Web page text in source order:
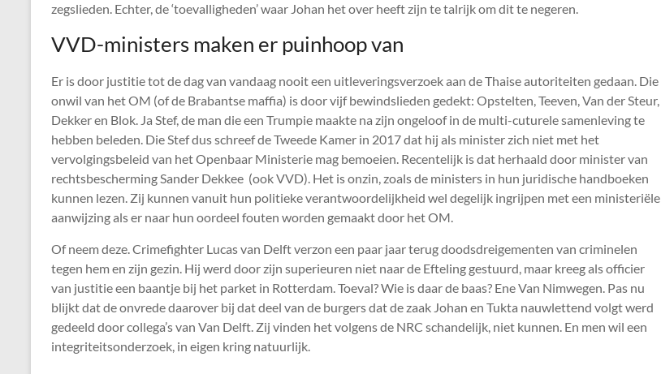
zegslieden. Echter, de ‘toevalligheden’ waar Johan het over heeft zijn te talrijk om dit te negeren.
VVD-ministers maken er puinhoop van
Er is door justitie tot de dag van vandaag nooit een uitleveringsverzoek aan de Thaise autoriteiten gedaan. Die
onwil van het OM (of de Brabantse maffia) is door vijf bewindslieden gedekt: Opstelten, Teeven, Van der Steur,
Dekker en Blok. Ja Stef, de man die een Trumpie maakte na zijn ongeloof in de multi-cuturele samenleving te
hebben beleden. Die Stef dus schreef de Tweede Kamer in 2017 dat hij als minister zich niet met het
vervolgingsbeleid van het Openbaar Ministerie mag bemoeien. Recentelijk is dat herhaald door minister van
rechtsbescherming Sander Dekkee (ook VVD). Het is onzin, zoals de ministers in hun juridische handboeken
kunnen lezen. Zij kunnen vanuit hun politieke verantwoordelijkheid wel degelijk ingrijpen met een ministeriële
aanwijzing als er naar hun oordeel fouten worden gemaakt door het OM.
Of neem deze. Crimefighter Lucas van Delft verzon een paar jaar terug doodsdreigementen van criminelen
tegen hem en zijn gezin. Hij werd door zijn superieuren niet naar de Efteling gestuurd, maar kreeg als officier
van justitie een baantje bij het parket in Rotterdam. Toeval? Wie is daar de baas? Ene Van Nimwegen. Pas nu
blijkt dat de onvrede daarover bij dat deel van de burgers dat de zaak Johan en Tukta nauwlettend volgt werd
gedeeld door collega’s van Van Delft. Zij vinden het volgens de NRC schandelijk, niet kunnen. En men wil een
integriteitsonderzoek, in eigen kring natuurlijk.